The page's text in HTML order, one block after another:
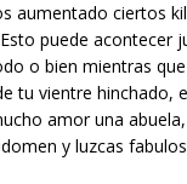
aumentado ciertos
puede acontecer
o bien mientras
tu vientre hinchado,
amor una
y luzcas